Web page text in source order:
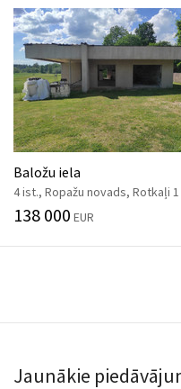
Baložu iela
4 ist., Ropažu novads, Rotkaļi
138 000 EUR
Jaunākie